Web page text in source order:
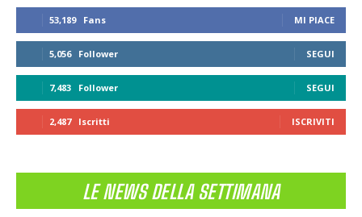
53,189 Fans MI PIACE
5,056 Follower SEGUI
7,483 Follower SEGUI
2,487 Iscritti ISCRIVITI
LE NEWS DELLA SETTIMANA